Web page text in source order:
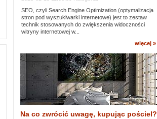
SEO, czyli Search Engine Optimization (optymalizacja
stron pod wyszukiwarki internetowe) jest to zestaw
technik stosowanych do zwiększenia widoczności
witryny internetowej w...
więcej »
Na co zwrócić uwagę, kupując pościel?